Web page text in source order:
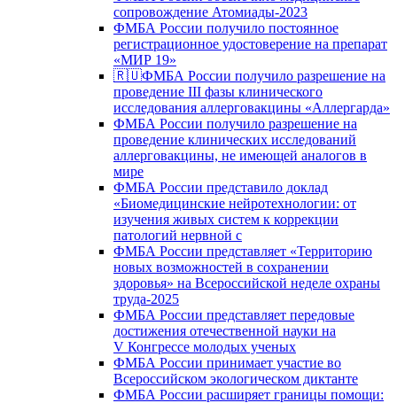
сопровождение Атомиады-2023
ФМБА России получило постоянное
регистрационное удостоверение на препарат
«МИР 19»
🇷🇺ФМБА России получило разрешение на
проведение III фазы клинического
исследования аллерговакцины «Аллергарда»
ФМБА России получило разрешение на
проведение клинических исследований
аллерговакцины, не имеющей аналогов в
мире
ФМБА России представило доклад
«Биомедицинские нейротехнологии: от
изучения живых систем к коррекции
патологий нервной с
ФМБА России представляет «Территорию
новых возможностей в сохранении
здоровья» на Всероссийской неделе охраны
труда-2025
ФМБА России представляет передовые
достижения отечественной науки на
V Конгрессе молодых ученых
ФМБА России принимает участие во
Всероссийском экологическом диктанте
ФМБА России расширяет границы помощи: